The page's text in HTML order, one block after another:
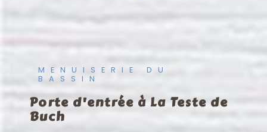
MENUISERIE DU
BASSIN
porte d'entrée à La Teste de
Buch